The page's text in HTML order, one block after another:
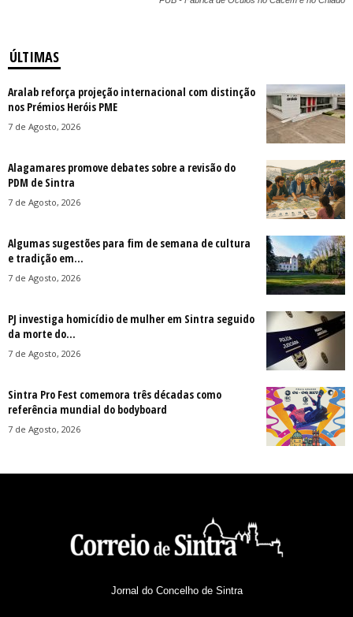
ÚLTIMAS
Aralab reforça projeção internacional com distinção
nos Prémios Heróis PME
7 de Agosto, 2026
Alagamares promove debates sobre a revisão do
PDM de Sintra
7 de Agosto, 2026
Algumas sugestões para fim de semana de cultura
e tradição em...
7 de Agosto, 2026
PJ investiga homicídio de mulher em Sintra seguido
da morte do...
7 de Agosto, 2026
Sintra Pro Fest comemora três décadas como
referência mundial do bodyboard
7 de Agosto, 2026
Jornal do Concelho de Sintra